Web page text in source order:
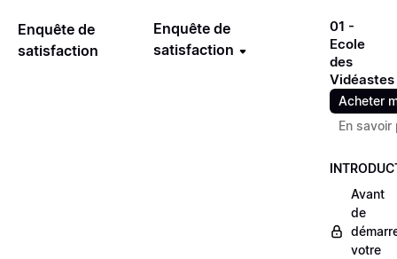
Enquête de
satisfaction
Enquête de
satisfaction
01 -
Ecole
des
Vidéastes
Acheter
En savoir
Avant
de
votre